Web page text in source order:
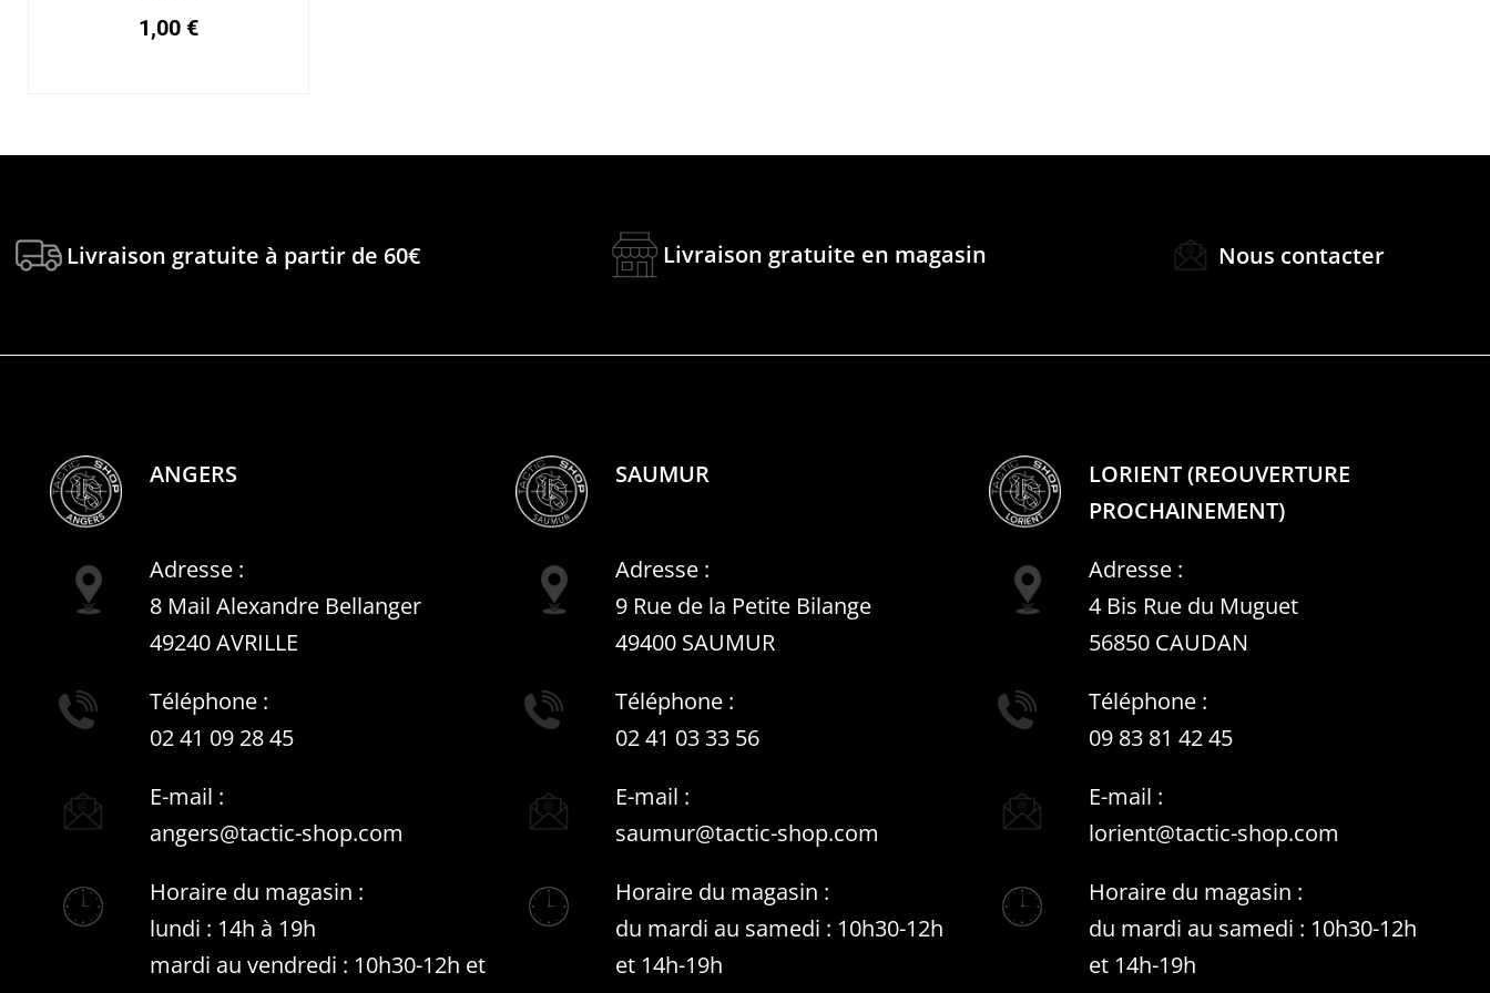
1,00 €
Livraison gratuite à partir de 60€ Livraison gratuite en magasin Nous contacter
ANGERS SAUMUR
LORIENT (REOUVERTURE
PROCHAINEMENT)
Adresse :
8 Mail Alexandre Bellanger
49240 AVRILLE
Adresse :
9 Rue de la Petite Bilange
49400 SAUMUR
Adresse :
4 Bis Rue du Muguet
56850 CAUDAN
Téléphone :
02 41 09 28 45
Téléphone :
02 41 03 33 56
Téléphone :
09 83 81 42 45
E-mail :
angers@tactic-shop.com
E-mail :
saumur@tactic-shop.com
E-mail :
lorient@tactic-shop.com
Horaire du magasin :
lundi : 14h à 19h
mardi au vendredi : 10h30-12h et
Horaire du magasin :
du mardi au samedi : 10h30-12h
et 14h-19h
Horaire du magasin :
du mardi au samedi : 10h30-12h
et 14h-19h